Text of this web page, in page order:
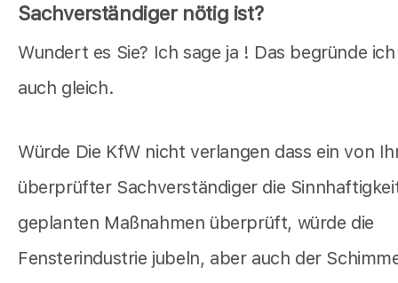
Sachverständiger nötig ist?
Wundert es Sie? Ich sage ja ! Das begründe
auch gleich.
Würde Die KfW nicht verlangen dass ein von
überprüfter Sachverständiger die
geplanten Maßnahmen überprüft, würde die
Fensterindustrie jubeln, aber auch der